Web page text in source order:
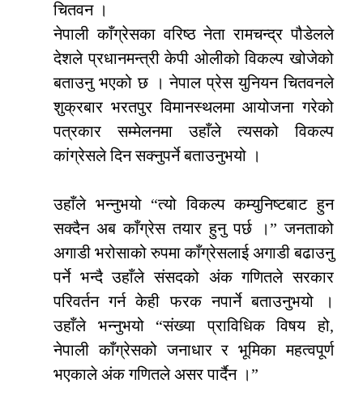
चितवन ।
नेपाली काँग्रेसका वरिष्ठ नेता रामचन्द्र पौडेलले
देशले प्रधानमन्त्री केपी ओलीको विकल्प खोजेको
बताउनु भएको छ । नेपाल प्रेस युनियन चितवनले
शुक्रबार भरतपुर विमानस्थलमा आयोजना गरेको
पत्रकार सम्मेलनमा उहाँले त्यसको विकल्प
कांग्रेसले दिन सक्नुपर्ने बताउनुभयो ।
उहाँले भन्नुभयो “त्यो विकल्प कम्युनिष्टबाट हुन
सक्दैन अब काँग्रेस तयार हुनु पर्छ ।” जनताको
अगाडी भरोसाको रुपमा काँग्रेसलाई अगाडी बढाउनु
पर्ने भन्दै उहाँले संसदको अंक गणितले सरकार
परिवर्तन गर्न केही फरक नपार्ने बताउनुभयो ।
उहाँले भन्नुभयो “संख्या प्राविधिक विषय हो,
नेपाली काँग्रेसको जनाधार र भूमिका महत्वपूर्ण
भएकाले अंक गणितले असर पार्दैन ।”